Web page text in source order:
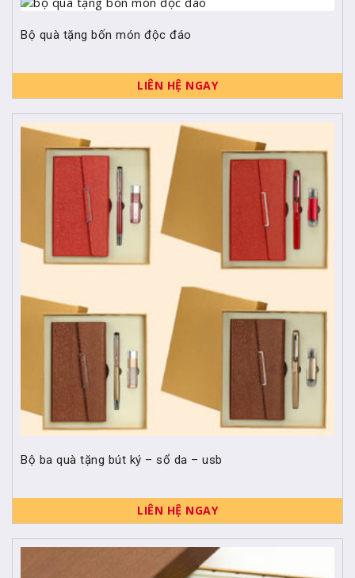
Bộ quà tặng bốn món độc đáo
LIÊN HỆ NGAY
Bộ ba quà tặng bút ký – sổ da – usb
LIÊN HỆ NGAY